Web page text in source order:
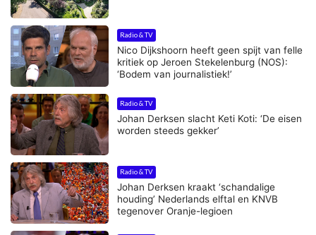
Radio & TV
Nico Dijkshoorn heeft geen spijt van felle
kritiek op Jeroen Stekelenburg (NOS):
‘Bodem van journalistiek!’
Radio & TV
Johan Derksen slacht Keti Koti: ‘De eisen
worden steeds gekker’
Radio & TV
Johan Derksen kraakt ‘schandalige
houding’ Nederlands elftal en KNVB
tegenover Oranje-legioen